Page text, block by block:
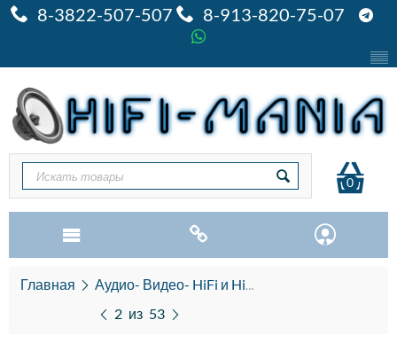
8-3822-507-507 8-913-820-75-07
0
Главная Аудио- Видео- HiFi и HiEND
2 из 53